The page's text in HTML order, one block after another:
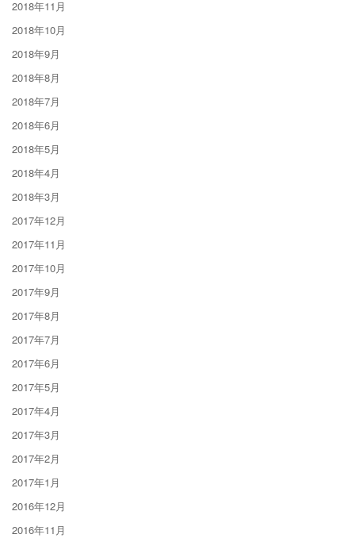
2018年11月
2018年10月
2018年9月
2018年8月
2018年7月
2018年6月
2018年5月
2018年4月
2018年3月
2017年12月
2017年11月
2017年10月
2017年9月
2017年8月
2017年7月
2017年6月
2017年5月
2017年4月
2017年3月
2017年2月
2017年1月
2016年12月
2016年11月